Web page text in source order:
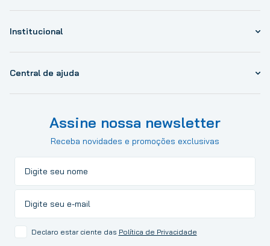
Institucional
Central de ajuda
Assine nossa newsletter
Receba novidades e promoções exclusivas
Declaro estar ciente das Política de Privacidade